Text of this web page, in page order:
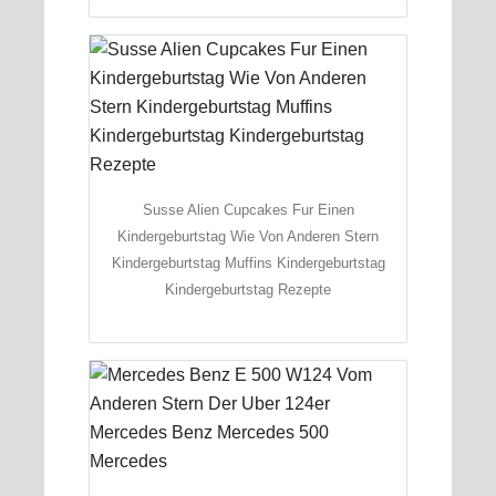
Susse Alien Cupcakes Fur Einen
Kindergeburtstag Wie Von Anderen Stern
Kindergeburtstag Muffins Kindergeburtstag
Kindergeburtstag Rezepte